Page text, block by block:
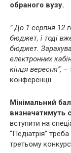
обраного вузу.
” До 1 серпня 12
бюджет, і тоді
бюджет.
електронних
кінця вересня”, –
конференції.
Мінімальний
визначатимуть
вступити на
“Педіатрія”
третьому